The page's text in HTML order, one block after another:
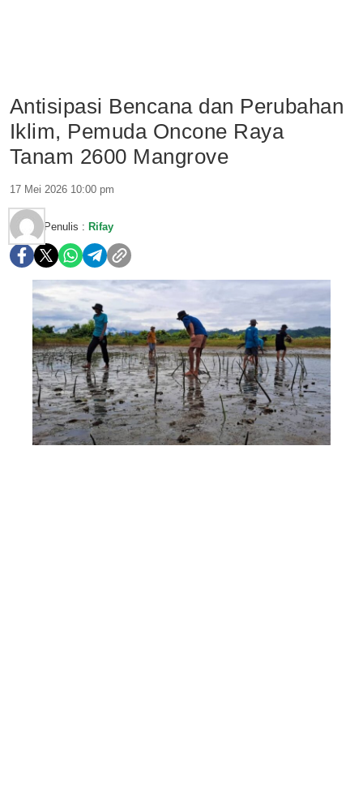
Antisipasi Bencana dan Perubahan
Iklim, Pemuda Oncone Raya
Tanam 2600 Mangrove
17 Mei 2026 10:00 pm
Penulis : Rifay